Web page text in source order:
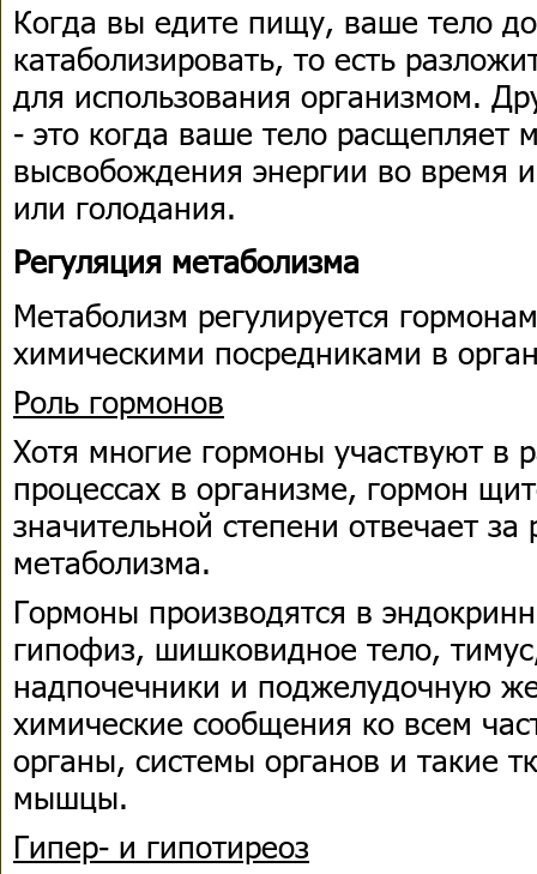
Когда вы едите пищу, ваше тело
катаболизировать, то есть
для использования организмом.
- это когда ваше тело
высвобождения энергии во время
или голодания.
Регуляция метаболизма
Метаболизм регулируется
химическими посредниками в
Роль гормонов
Хотя многие гормоны участвуют в
процессах в организме, гормон
значительной степени отвечает за
метаболизма.
Гормоны производятся в
гипофиз, шишковидное тело,
надпочечники и поджелудочную
химические сообщения ко всем
органы, системы органов и такие
мышцы.
Гипер- и гипотиреоз